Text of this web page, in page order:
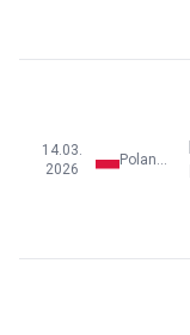
14.03.
2026